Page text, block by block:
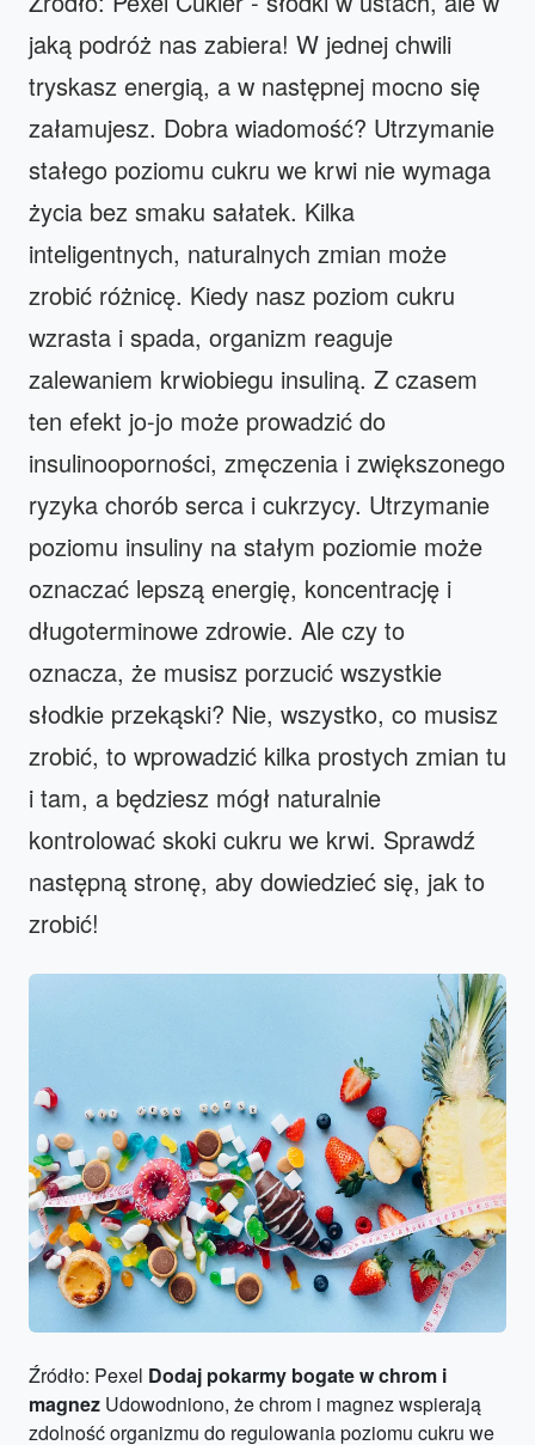
jaką podróż nas zabiera! W jednej chwili
tryskasz energią, a w następnej mocno się
załamujesz. Dobra wiadomość? Utrzymanie
stałego poziomu cukru we krwi nie wymaga
życia bez smaku sałatek. Kilka
inteligentnych, naturalnych zmian może
zrobić różnicę. Kiedy nasz poziom cukru
wzrasta i spada, organizm reaguje
zalewaniem krwiobiegu insuliną. Z czasem
ten efekt jo-jo może prowadzić do
insulinooporności, zmęczenia i zwiększonego
ryzyka chorób serca i cukrzycy. Utrzymanie
poziomu insuliny na stałym poziomie może
oznaczać lepszą energię, koncentrację i
długoterminowe zdrowie. Ale czy to
oznacza, że musisz porzucić wszystkie
słodkie przekąski? Nie, wszystko, co musisz
zrobić, to wprowadzić kilka prostych zmian tu
i tam, a będziesz mógł naturalnie
kontrolować skoki cukru we krwi. Sprawdź
następną stronę, aby dowiedzieć się, jak to
zrobić!
Źródło: Pexel Dodaj pokarmy bogate w chrom i
magnez Udowodniono, że chrom i magnez wspierają
zdolność organizmu do regulowania poziomu cukru we